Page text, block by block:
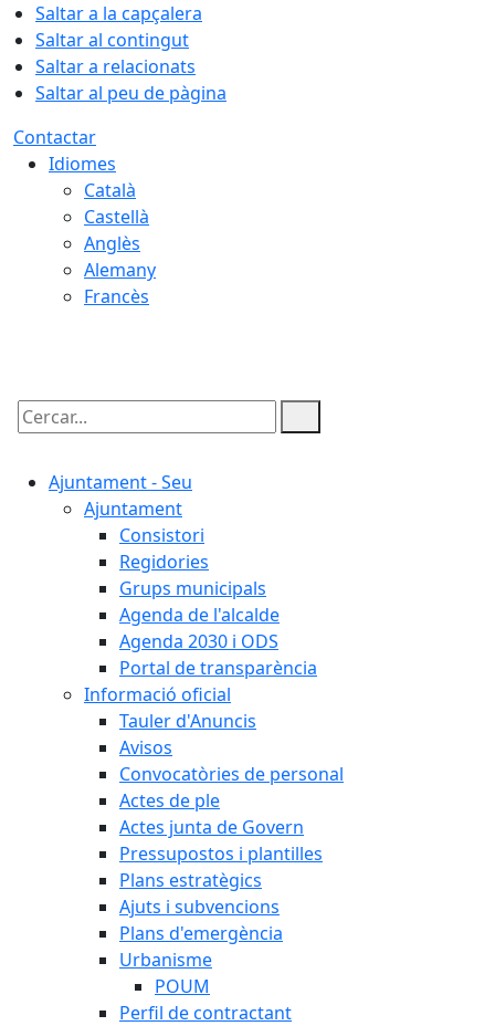
Saltar a la capçalera
Saltar al contingut
Saltar a relacionats
Saltar al peu de pàgina
Contactar
Idiomes
Català
Castellà
Anglès
Alemany
Francès
Cercar:
Ajuntament - Seu
Ajuntament
Consistori
Regidories
Grups municipals
Agenda de l'alcalde
Agenda 2030 i ODS
Portal de transparència
Informació oficial
Tauler d'Anuncis
Avisos
Convocatòries de personal
Actes de ple
Actes junta de Govern
Pressupostos i plantilles
Plans estratègics
Ajuts i subvencions
Plans d'emergència
Urbanisme
POUM
Perfil de contractant